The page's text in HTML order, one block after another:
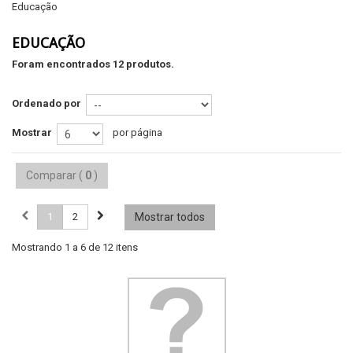
Educação
EDUCAÇÃO
Foram encontrados 12 produtos.
Ordenado por
Mostrar por página
Comparar ( 0 )
Mostrar todos
1 2
Mostrando 1 a 6 de 12 itens